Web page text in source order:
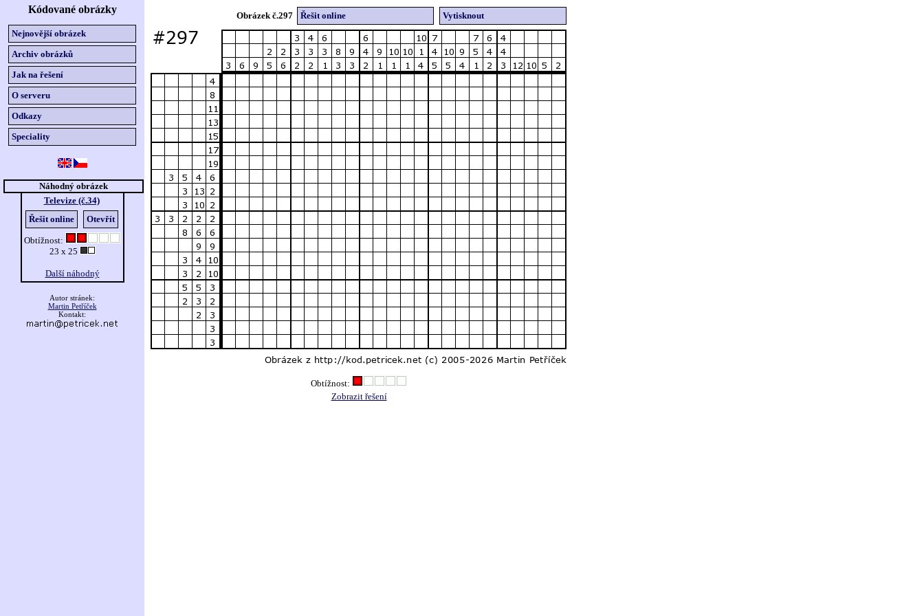
Kódované obrázky
Nejnovější obrázek
Archiv obrázků
Jak na řešení
O serveru
Odkazy
Speciality
Náhodný obrázek
Televize (č.34)
Řešit online
Otevřít
Obtížnost:
23 x 25
Další náhodný
Autor stránek:
Martin Petříček
Kontakt:
Obrázek č.297 Řešit online Vytisknout
Obtížnost:
Zobrazit řešení